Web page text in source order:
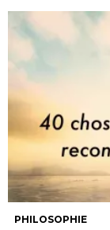
PHILOSOPHIE